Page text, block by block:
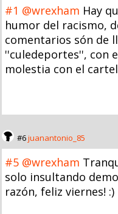
#1 @wrexham Hay
humor del racismo,
comentarios són de
''culedeportes'', con
molestia con el
#6juanantonio_85
#5 @wrexham
solo insultando
razón, feliz viernes! :)